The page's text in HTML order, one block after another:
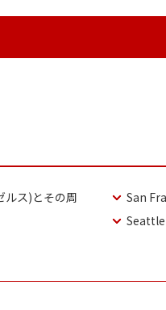
ルス)とその周
San